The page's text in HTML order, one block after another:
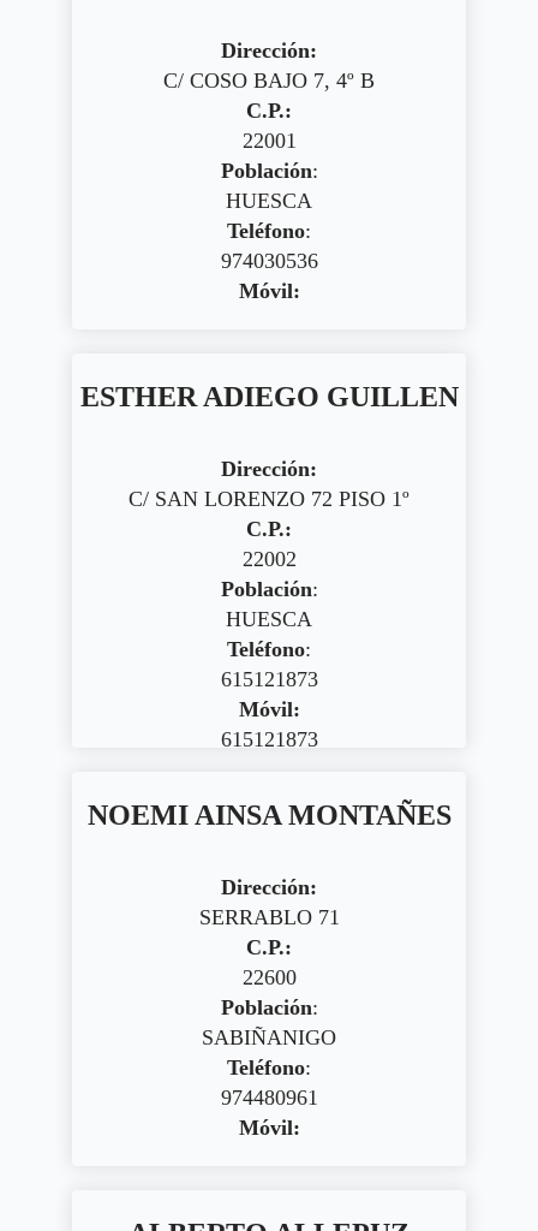
Dirección:
C/ COSO BAJO 7, 4º B
C.P.:
22001
Población:
HUESCA
Teléfono:
974030536
Móvil:
ESTHER ADIEGO GUILLEN
Dirección:
C/ SAN LORENZO 72 PISO 1º
C.P.:
22002
Población:
HUESCA
Teléfono:
615121873
Móvil:
615121873
NOEMI AINSA MONTAÑES
Dirección:
SERRABLO 71
C.P.:
22600
Población:
SABIÑANIGO
Teléfono:
974480961
Móvil: